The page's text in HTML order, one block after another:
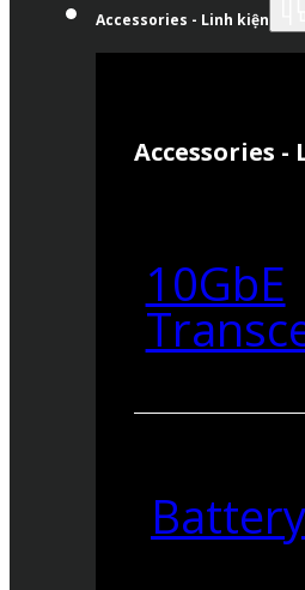
Accessories - Linh kiện
Accessories -
10GbE
Battery